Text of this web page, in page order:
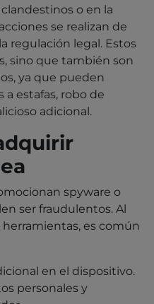
o en la
se realizan de
regulación legal. Estos
sino que también son
ya que pueden
a estafas, robo de
adicional.
spyware o
ser fraudulentos. Al
es común
en el dispositivo.
personales y